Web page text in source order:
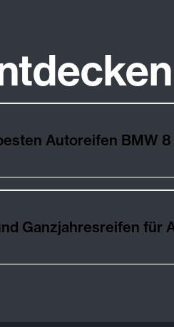
Autoreifen BMW 8
Ganzjahresreifen für